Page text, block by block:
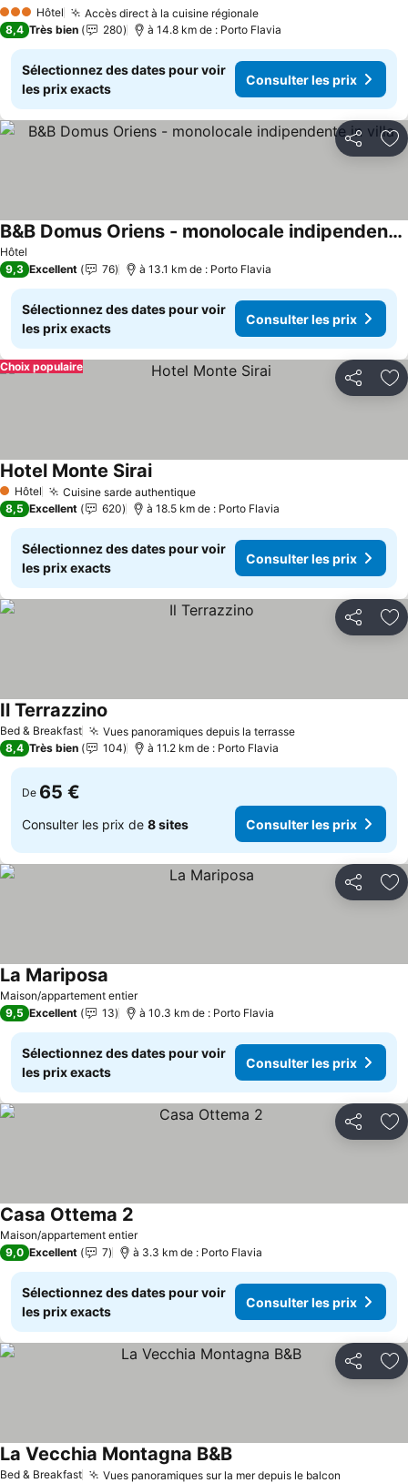
3 ÉtoilesHôtel Accès direct à la cuisine régionaleConsulter les prix
8,4 Très bien 280 à 14.8 km de : Porto Flavia
Sélectionnez des dates pour voir
les prix exacts
Consulter les prix
Partager
Hôtel
B&B Domus Oriens - monolocale indipendente in villa
Consulter les prix
9,3 Excellent 76 à 13.1 km de : Porto Flavia
Sélectionnez des dates pour voir
les prix exacts
Consulter les prix
Partager
Choix populaire
1 Étoiles
Hôtel Cuisine sarde authentiqueConsulter les prix
Hotel Monte SiraiConsulter les prix
8,5 Excellent 620 à 18.5 km de : Porto Flavia
Sélectionnez des dates pour voir
les prix exacts
Consulter les prix
Partager
Bed & Breakfast Vues panoramiques depuis la terrasseConsulter les
Il Terrazzino
8,4 Très bien 104 à 11.2 km de : Porto Flavia
De 65 €
Consulter les prix de 8 sites Consulter les prix
Partager
Maison/appartement entier
La Mariposa
9,5 Excellent 13 à 10.3 km de : Porto Flavia
Sélectionnez des dates pour voir
les prix exacts
Consulter les prix
Partager
Maison/appartement entier
Casa Ottema 2
9,0 Excellent 7 à 3.3 km de : Porto Flavia
Sélectionnez des dates pour voir
les prix exacts
Consulter les prix
Partager
Bed & Breakfast Vues panoramiques sur la mer depuis le balcon
La Vecchia Montagna B&BConsulter les prix